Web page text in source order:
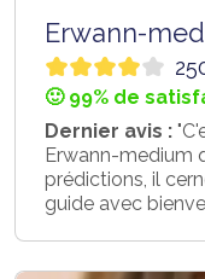
Erwann-
🙂 99% de
Dernier avis :
Erwann-medium
prédictions, il
guide avec